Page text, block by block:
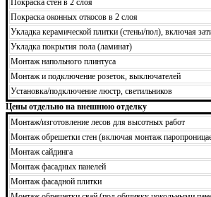
Покраска оконных откосов в 2 слоя
Укладка керамической плитки (стены/пол), включая
Укладка покрытия пола (ламинат)
Монтаж напольного плинтуса
Монтаж и подключение розеток, выключателей
Установка/подключение люстр, светильников
Цены отдельно на внешнюю отделку
Монтаж/изготовление лесов для высотных работ
Монтаж обрешетки стен (включая монтаж
Монтаж сайдинга
Монтаж фасадных панелей
Монтаж фасадной плитки